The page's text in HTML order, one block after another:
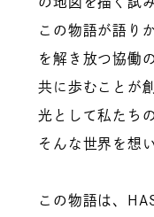
この物語が語り
を解き放つ協働
共に歩むことが
光として私たち
そんな世界を想
この物語は、